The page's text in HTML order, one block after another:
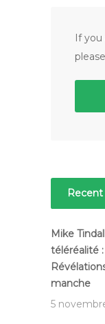
If you
Recent
Mike
téléréalité
manche
5